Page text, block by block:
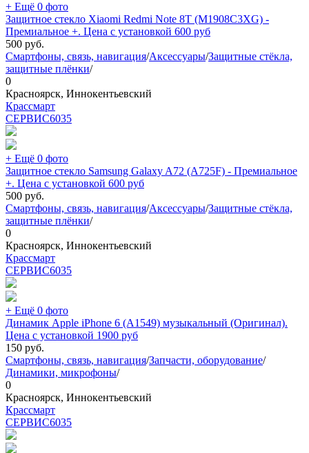
+ Ещё 0 фото
Защитное стекло Xiaomi Redmi Note 8T (M1908C3XG) -
Премиальное +. Цена с установкой 600 руб
500 руб.
Смартфоны, связь, навигация/Аксессуары/Защитные стёкла,
защитные плёнки/
0
Красноярск, Иннокентьевский
Крассмарт
СЕРВИС6035
+ Ещё 0 фото
Защитное стекло Samsung Galaxy A72 (A725F) - Премиальное
+. Цена с установкой 600 руб
500 руб.
Смартфоны, связь, навигация/Аксессуары/Защитные стёкла,
защитные плёнки/
0
Красноярск, Иннокентьевский
Крассмарт
СЕРВИС6035
+ Ещё 0 фото
Динамик Apple iPhone 6 (A1549) музыкальный (Оригинал).
Цена с установкой 1900 руб
150 руб.
Смартфоны, связь, навигация/Запчасти, оборудование/
Динамики, микрофоны/
0
Красноярск, Иннокентьевский
Крассмарт
СЕРВИС6035